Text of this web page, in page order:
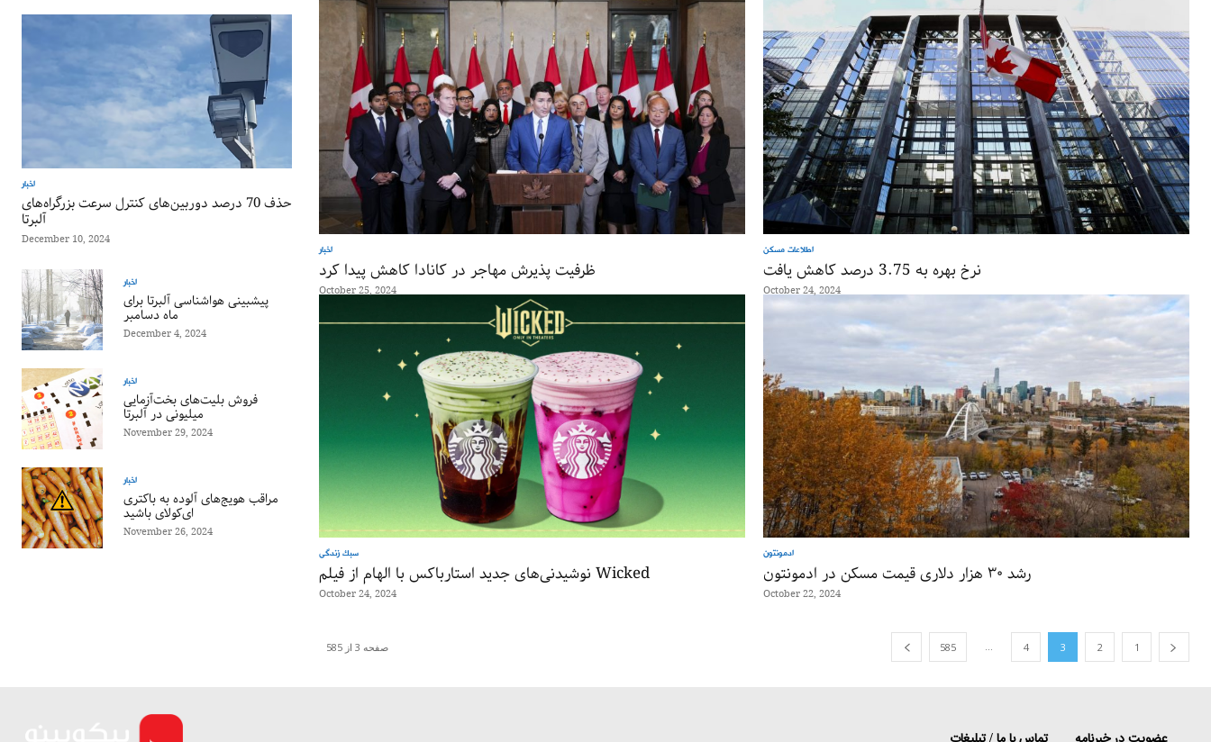
اخبار
حذف 70 درصد دوربین‌های کنترل سرعت بزرگراه‌های
آلبرتا
December 10, 2024
اخبار
پیشبینی هواشناسی آلبرتا برای
ماه دسامبر
December 4, 2024
اخبار
فروش بلیت‌های بخت‌آزمایی
میلیونی در آلبرتا
November 29, 2024
اخبار
مراقب هویج‌های آلوده به باکتری
ای‌کولای باشید
November 26, 2024
اخبار
ظرفیت پذیرش مهاجر در کانادا کاهش پیدا کرد
October 25, 2024
اطلاعات مسکن
نرخ بهره به 3.75 درصد کاهش یافت
October 24, 2024
سبک زندگی
نوشیدنی‌های جدید استارباکس با الهام از فیلم Wicked
October 24, 2024
ادمونتون
رشد ۳۰ هزار دلاری قیمت مسکن در ادمونتون
October 22, 2024
1
2
3
4
585 صفحه 3 از 585